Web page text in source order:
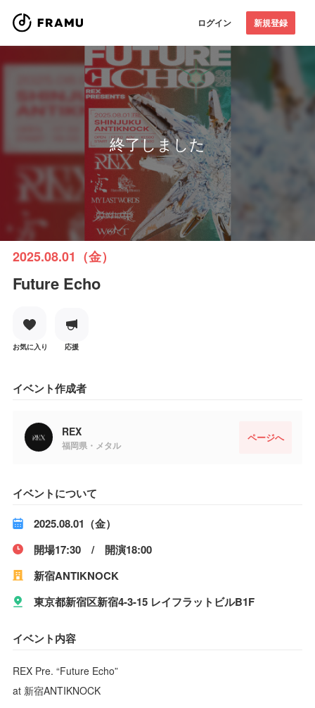
ログイン 新規登録
終了しました
2025.08.01（金）
Future Echo
お気に入り 応援
イベント作成者
REX
福岡県・メタル
ページへ
イベントについて
2025.08.01（金）
開場17:30 / 開演18:00
新宿ANTIKNOCK
東京都新宿区新宿4-3-15 レイフラットビルB1F
イベント内容
REX Pre. “Future Echo”
at 新宿ANTIKNOCK